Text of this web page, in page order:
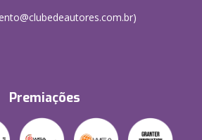
Premiações